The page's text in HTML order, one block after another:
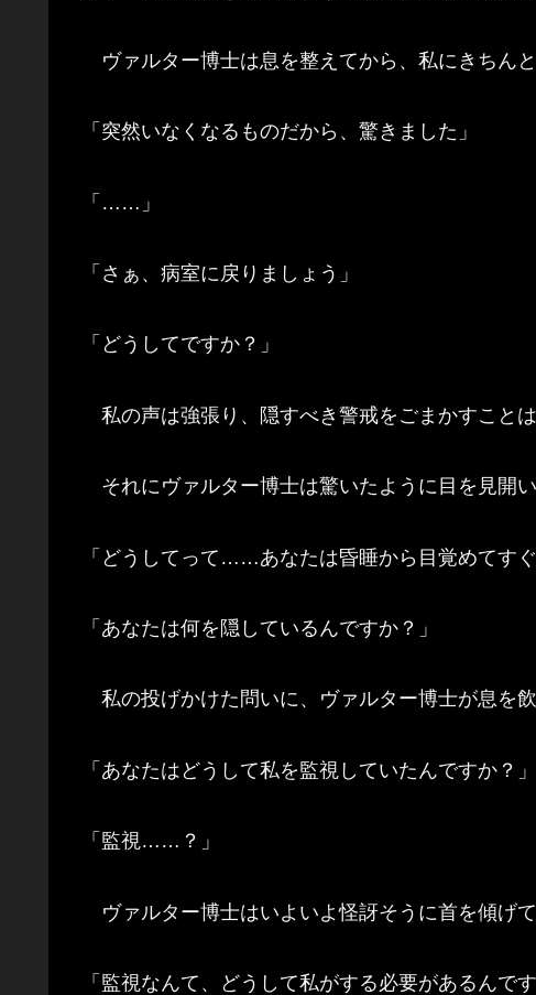
ヴァルター博士は息を整えてから、私にきちんと
「突然いなくなるものだから、驚きました」
「……」
「さぁ、病室に戻りましょう」
「どうしてですか？」
私の声は強張り、隠すべき警戒をごまかすことは
それにヴァルター博士は驚いたように目を見開
「どうしてって……あなたは昏睡から目覚めてす
「あなたは何を隠しているんですか？」
私の投げかけた問いに、ヴァルター博士が息を飲
「あなたはどうして私を監視していたんですか？」
「監視……？」
ヴァルター博士はいよいよ怪訝そうに首を傾げて
「監視なんて、どうして私がする必要があるんです